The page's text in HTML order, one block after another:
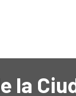
la